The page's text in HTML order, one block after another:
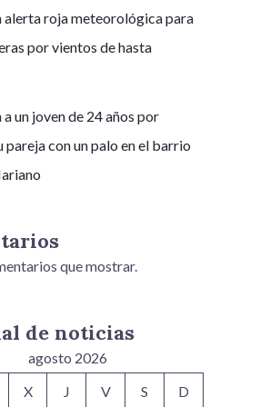
alerta roja meteorológica para
por vientos de hasta
un joven de 24 años por
pareja con un palo en el barrio
que mostrar.
de noticias
agosto 2026
X J V S D